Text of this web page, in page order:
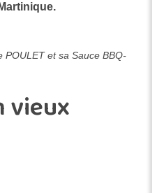
POULET et sa Sauce BBQ-
vieux